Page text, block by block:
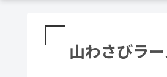
山わさびラ